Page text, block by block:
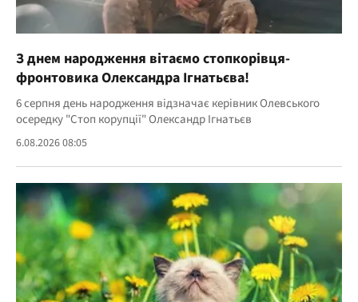
З днем народження вітаємо стопкорівця-
фронтовика Олександра Ігнатьєва!
6 серпня день народження відзначає керівник Олевського
осередку "Стоп корупції" Олександр Ігнатьєв
6.08.2026 08:05